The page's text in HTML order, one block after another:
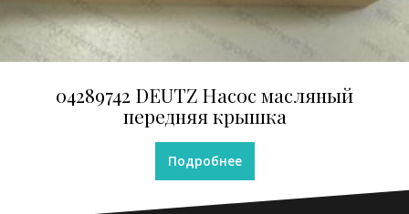
04289742 DEUTZ Насос масляный
передняя крышка
Подробнее